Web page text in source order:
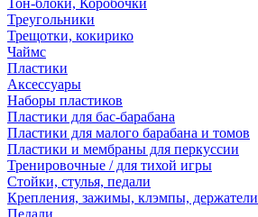
Тон-блоки, Коробочки
Треугольники
Трещотки, кокирико
Чаймс
Пластики
Аксессуары
Наборы пластиков
Пластики для бас-барабана
Пластики для малого барабана и томов
Пластики и мембраны для перкуссии
Тренировочные / для тихой игры
Стойки, стулья, педали
Крепления, зажимы, клэмпы, держатели
Педали